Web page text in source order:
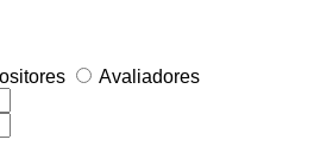
Avaliadores